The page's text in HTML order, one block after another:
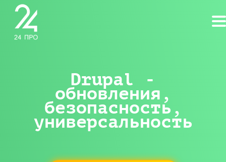
Drupal -
обновления,
безопасность,
универсальность